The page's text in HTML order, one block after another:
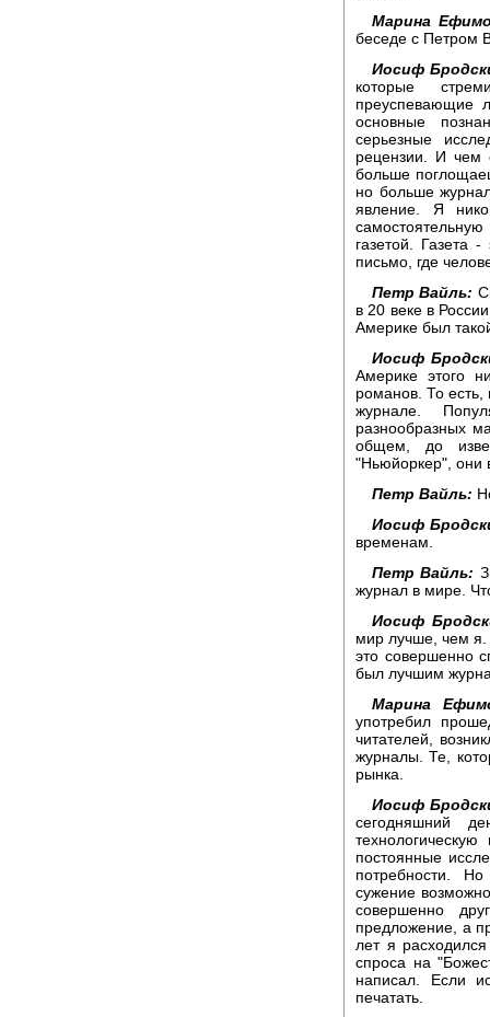
Марина
беседе с Петром
Иосиф
которые
преуспевающие
основные
серьезные
рецензии. И чем
больше
но больше
явление. Я
газетой. Газета
письмо, где
Петр Вайль:
в 20 веке в
Америке был
Иосиф
Америке этого
романов. То
журнале.
разнообразных
общем, до
"Ньюйоркер", они
Петр Вайль:
Иосиф
временам.
Петр Вайль:
журнал в мире.
Иосиф
мир лучше, чем я.
это совершенно
был лучшим
Марина
употребил
читателей,
журналы. Те,
рынка.
Иосиф
сегодняшний
постоянные
потребности.
сужение
совершенно
предложение, а
лет я
спроса на
написал. Если
печатать.